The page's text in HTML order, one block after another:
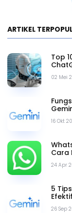
ARTIKEL
02 Mei
Top
16 Okt
24 Apr
Cara
26 Sep
5
Efektif